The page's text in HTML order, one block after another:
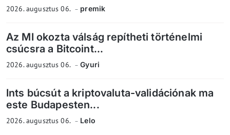
2026. augusztus 06. premik
Az MI okozta válság repítheti történelmi
csúcsra a Bitcoint...
2026. augusztus 06. Gyuri
Ints búcsút a kriptovaluta-validációnak ma
este Budapesten...
2026. augusztus 06. Lelo